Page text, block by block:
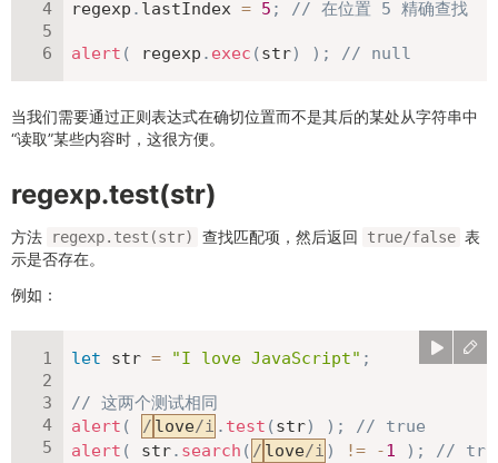
regexp . lastIndex = 5 ; // 在位置 5 精确查找
alert ( regexp . exec (str) ) ; // null
当我们需要通过正则表达式在确切位置而不是其后的某处从字符串中
“读取”某些内容时，这很方便。
regexp.test(str)
方法 regexp.test(str) 查找匹配项，然后返回 true/false 表
示是否存在。
例如：
let str = "I love JavaScript" ;
// 这两个测试相同
alert ( / love/i . test (str) ) ;
// true
alert ( str. search ( / love/i ) != -1 ) ; //